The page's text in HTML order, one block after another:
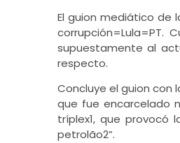
El guion mediático de
supuestamente al
respecto.
Concluye el guion con
que fue encarcelado
tríplex1, que provocó
petrolão2”.